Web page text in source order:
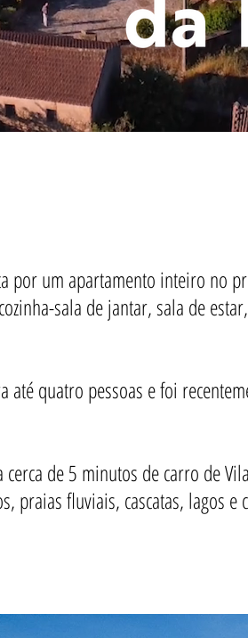
por um apartamento inteiro no
sala de jantar, sala de
até quatro pessoas e foi
de 5 minutos de carro de
praias fluviais, cascatas, lagos e